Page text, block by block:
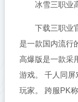
冰雪三职业
下载三职业
是一款国内流行
高爆版是一款采
游戏。 千人同
玩家。 跨服PK